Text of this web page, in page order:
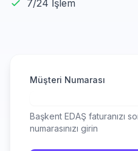
7/24 İşlem
Müşteri Numarası
Başkent EDAŞ faturanızı
numarasınızı girin